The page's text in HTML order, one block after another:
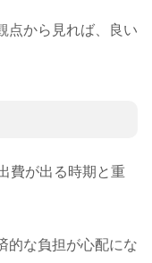
点から見れば、良い
費が出る時期と重
的な負担が心配にな